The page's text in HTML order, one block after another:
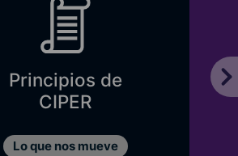
Directorio
Fundación CIPER
Nuestro directorio